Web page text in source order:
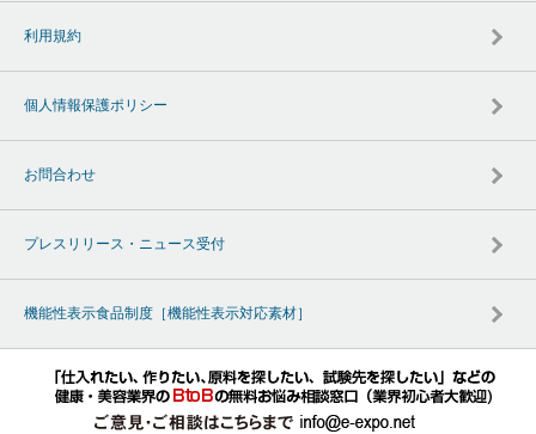
利用規約
個人情報保護ポリシー
お問合わせ
プレスリリース・ニュース受付
機能性表示食品制度［機能性表示対応素材］